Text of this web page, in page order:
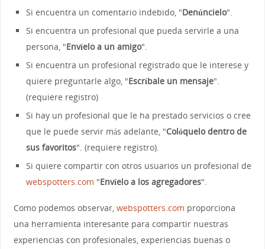
Si encuentra un comentario indebido, "Denúncielo".
Si encuentra un profesional que pueda servirle a una
persona, "Envíelo a un amigo".
Si encuentra un profesional registrado que le interese y
quiere preguntarle algo, "Escríbale un mensaje".
(requiere registro)
Si hay un profesional que le ha prestado servicios o cree
que le puede servir más adelante, "Colóquelo dentro de
sus favoritos". (requiere registro).
Si quiere compartir con otros usuarios un profesional de
webspotters.com "Envíelo a los agregadores".
Como podemos observar, webspotters.com proporciona
una herramienta interesante para compartir nuestras
experiencias con profesionales, experiencias buenas o